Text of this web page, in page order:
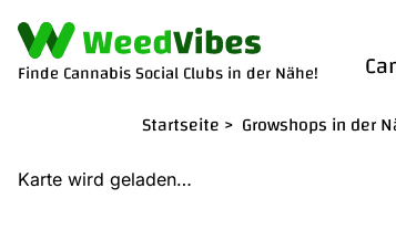
Finde Cannabis Social Clubs in der Nähe!
Startseite > Growshops in der
Karte wird geladen…